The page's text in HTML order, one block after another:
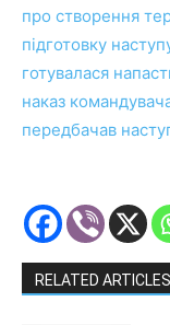
про створення
підготовку
готувалася
наказ
передбачав
RELATED ARTICLES